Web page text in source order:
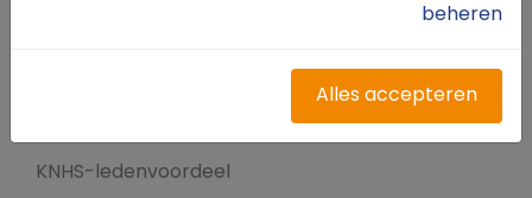
KNHS-ledenvoordeel
beheren
Alles accepteren